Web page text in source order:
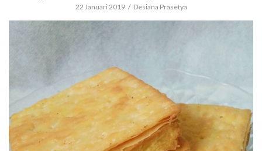
22 Januari 2019 Desiana Prasetya